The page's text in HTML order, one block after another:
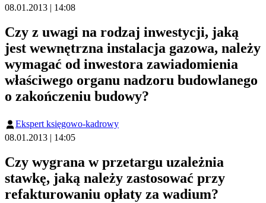
08.01.2013 | 14:08
Czy z uwagi na rodzaj inwestycji, jaką
jest wewnętrzna instalacja gazowa, należy
wymagać od inwestora zawiadomienia
właściwego organu nadzoru budowlanego
o zakończeniu budowy?
Ekspert księgowo-kadrowy
08.01.2013 | 14:05
Czy wygrana w przetargu uzależnia
stawkę, jaką należy zastosować przy
refakturowaniu opłaty za wadium?